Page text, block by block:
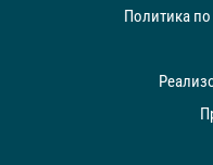
Политика